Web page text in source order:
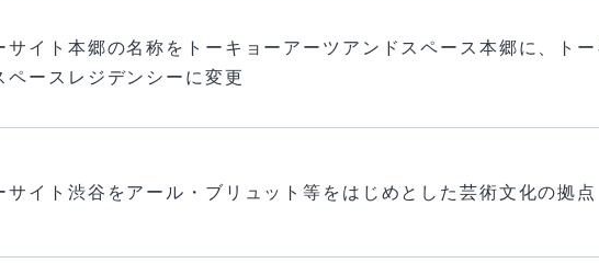
サイト本郷の名称をトーキョーアーツアンドスペース本郷に、ト
ペースレジデンシーに変更
サイト渋谷をアール・ブリュット等をはじめとした芸術文化の拠